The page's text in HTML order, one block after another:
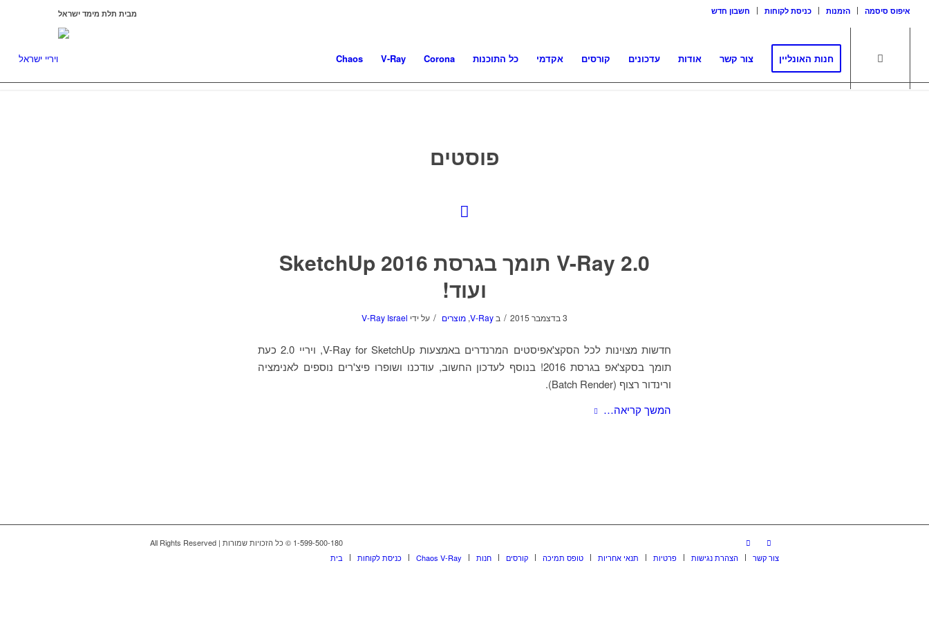
חשבון חדש כניסת לקוחות הזמנות איפוס סיסמה מבית תלת מימד ישראל
Chaos V-Ray Corona כל התוכנות אקדמי קורסים עדכונים אודות צור קשר חנות האונליין
פוסטים
V-Ray 2.0 תומך בגרסת SketchUp 2016
ועוד!
3 בדצמבר 2015 / בV-Ray
, מוצרים / על ידי V-Ray Israel
חדשות מצוינות לכל הסקצ'אפיסטים המרנדרים באמצעות V-Ray for SketchUp, ויריי 2.0 כעת
תומך בסקצ'אפ בגרסת 2016! בנוסף לעדכון החשוב, עודכנו ושופרו פיצ'רים נוספים לאנימציה
ורינדור רצוף (Batch Render).
המשך קריאה…
1-599-500-180 © כל הזכויות שמורות | All Rights Reserved
בית
כניסת לקוחות Chaos V-Ray חנות קורסים טופס תמיכה תנאי אחריות פרטיות הצהרת נגישות צור קשר